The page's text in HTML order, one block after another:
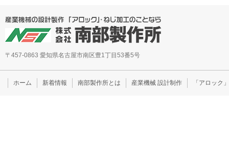
〒457-0863 愛知県名古屋市南区豊1丁目53番5号
ホーム 新着情報 南部製作所とは 産業機械 設計制作 「アロック